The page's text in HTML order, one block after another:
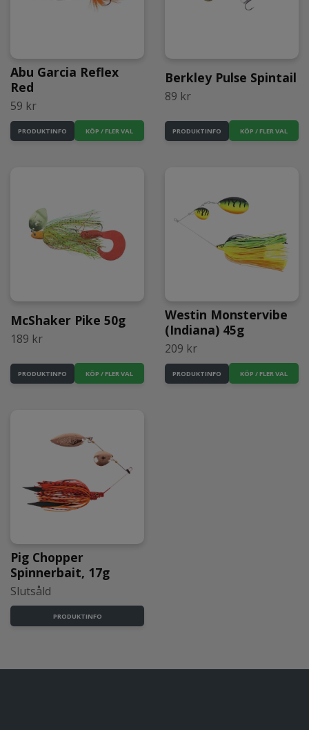
Abu Garcia Reflex
Red
59 kr
PRODUKTINFO KÖP / FLER VAL
Berkley Pulse Spintail
89 kr
PRODUKTINFO KÖP / FLER VAL
McShaker Pike 50g
189 kr
PRODUKTINFO KÖP / FLER VAL
Westin Monstervibe
(Indiana) 45g
209 kr
PRODUKTINFO KÖP / FLER VAL
Pig Chopper
Spinnerbait, 17g
Slutsåld
PRODUKTINFO